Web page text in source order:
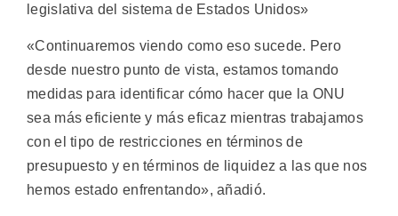
legislativa del sistema de Estados Unidos»
«Continuaremos viendo como eso sucede. Pero
desde nuestro punto de vista, estamos tomando
medidas para identificar cómo hacer que la ONU
sea más eficiente y más eficaz mientras trabajamos
con el tipo de restricciones en términos de
presupuesto y en términos de liquidez a las que nos
hemos estado enfrentando», añadió.